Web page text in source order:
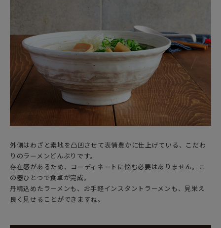
外側はわざと素地を凸凹させて表情豊かに仕上げている、こだわ
りのラーメンどんぶりです。
存在感があるため、コーディネートに悩む必要はありません。こ
の器ひとつで食卓が完成。
丹精込めたラーメンも、お手軽インスタントラーメンも、見栄え
良く見せることができますね。